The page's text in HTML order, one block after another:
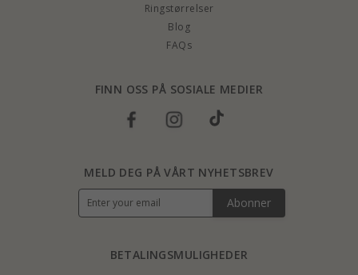
Ringstørrelser
Blog
FAQs
FINN OSS PÅ SOSIALE MEDIER
BETALINGSMULIGHEDER
MELD DEG PÅ VÅRT NYHETSBREV
Abonner